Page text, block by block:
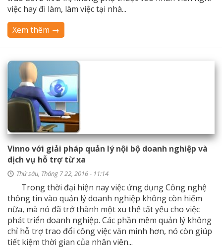
việc hay đi làm, làm việc tại nhà...
Xem thêm →
Vinno với giải pháp quản lý nội bộ doanh nghiệp và
dịch vụ hỗ trợ từ xa
Thứ sáu, Tháng 7 22, 2016 - 11:14
Trong thời đại hiện nay việc ứng dụng Công nghệ
thông tin vào quản lý doanh nghiệp không còn hiếm
nữa, mà nó đã trở thành một xu thế tất yếu cho việc
phát triển doanh nghiệp. Các phần mềm quản lý không
chỉ hỗ trợ trao đổi công việc văn minh hơn, nó còn giúp
tiết kiệm thời gian của nhân viên...